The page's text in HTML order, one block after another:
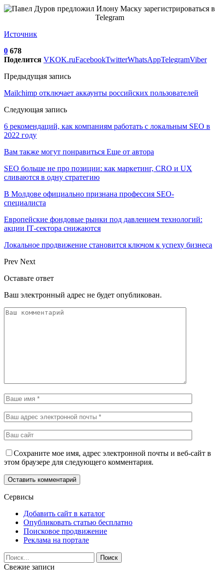
Источник
0 678
Поделится VKOK.ruFacebookTwitterWhatsAppTelegramViber
Предыдущая запись
Mailchimp отключает аккаунты российских пользователей
Следующая запись
6 рекомендаций, как компаниям работать с локальным SEO в
2022 году
Вам также могут понравиться Еще от автора
SEO больше не про позиции: как маркетинг, CRO и UX
сливаются в одну стратегию
В Молдове официально признана профессия SEO-
специалиста
Европейские фондовые рынки под давлением технологий:
акции IT‑сектора снижаются
Локальное продвижение становится ключом к успеху бизнеса
Prev Next
Оставьте ответ
Ваш электронный адрес не будет опубликован.
Сохраните мое имя, адрес электронной почты и веб-сайт в
этом браузере для следующего комментария.
Сервисы
Добавить сайт в каталог
Опубликовать статью бесплатно
Поисковое продвижение
Реклама на портале
Свежие записи